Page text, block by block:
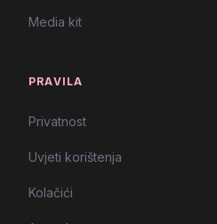
Media kit
PRAVILA
Privatnost
Uvjeti korištenja
Kolačići